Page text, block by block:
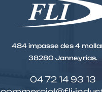
484 impasse des 4
38280 Janneyrias.
04 72 14 93 13